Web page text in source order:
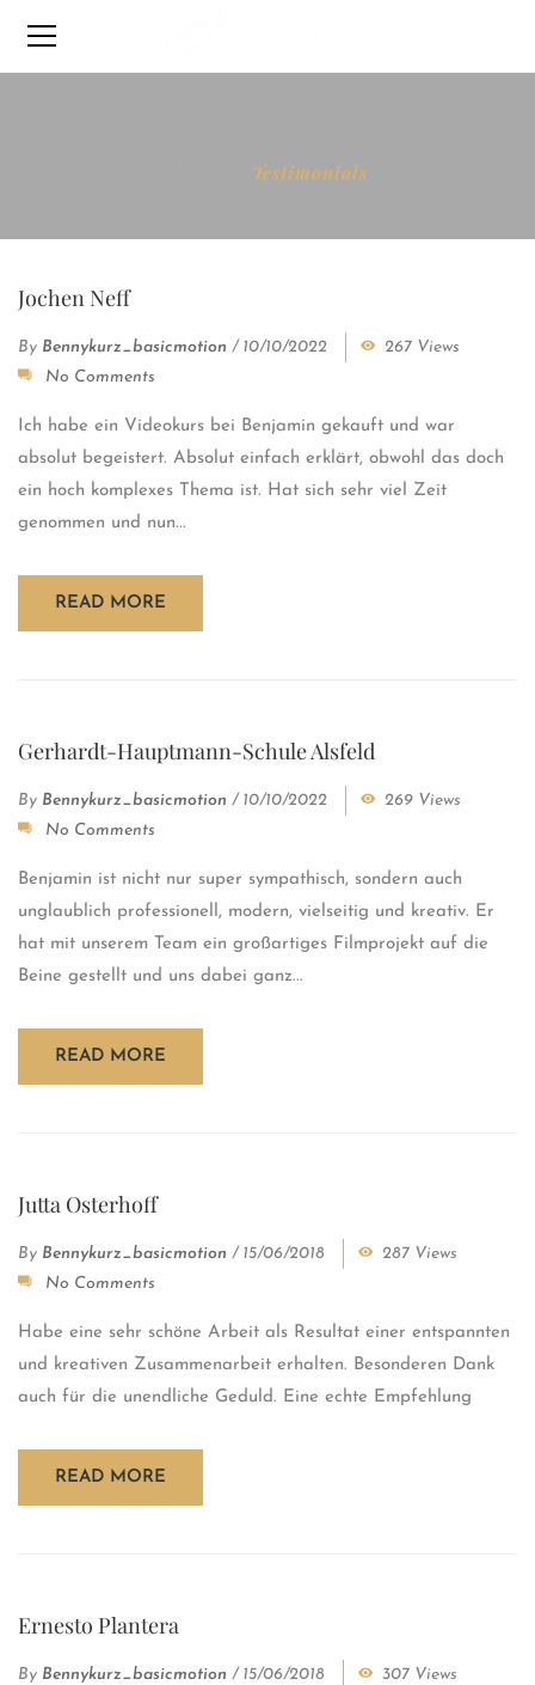
Testimonials
Jochen Neff
By Bennykurz_basicmotion / 10/10/2022
267 Views
No Comments
Ich habe ein Videokurs bei Benjamin gekauft und war
absolut begeistert. Absolut einfach erklärt, obwohl das doch
ein hoch komplexes Thema ist. Hat sich sehr viel Zeit
genommen und nun...
READ MORE
Gerhardt-Hauptmann-Schule Alsfeld
By Bennykurz_basicmotion / 10/10/2022
269 Views
No Comments
Benjamin ist nicht nur super sympathisch, sondern auch
unglaublich professionell, modern, vielseitig und kreativ. Er
hat mit unserem Team ein großartiges Filmprojekt auf die
Beine gestellt und uns dabei ganz...
READ MORE
Jutta Osterhoff
By Bennykurz_basicmotion / 15/06/2018
287 Views
No Comments
Habe eine sehr schöne Arbeit als Resultat einer entspannten
und kreativen Zusammenarbeit erhalten. Besonderen Dank
auch für die unendliche Geduld. Eine echte Empfehlung
READ MORE
Ernesto Plantera
By Bennykurz_basicmotion / 15/06/2018
307 Views